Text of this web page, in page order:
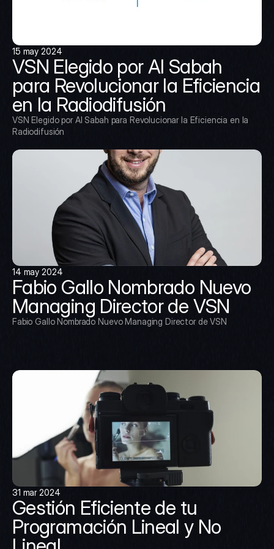
15 may 2024
VSN Elegido por Al Sabah
para Revolucionar la Eficiencia
en la Radiodifusión
VSN Elegido por Al Sabah para Revolucionar la Eficiencia en la
Radiodifusión
14 may 2024
Fabio Gallo Nombrado Nuevo
Managing Director de VSN
Fabio Gallo Nombrado Nuevo Managing Director de VSN
31 mar 2024
Gestión Eficiente de tu
Programación Lineal y No